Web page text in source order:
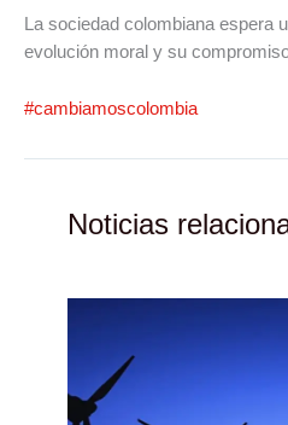
La sociedad colombiana espera
evolución moral y su
#cambiamoscolombia
Noticias